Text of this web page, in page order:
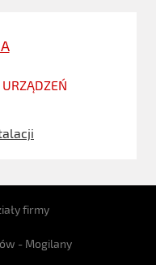
URZĄDZEŃ
firmy
- Mogilany